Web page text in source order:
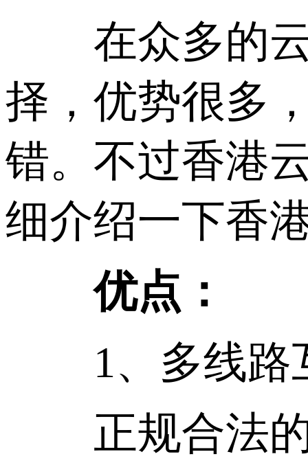
在众多的云
择，优势很多
错。不过香港
细介绍一下香
优点：
1、多线路
正规合法的